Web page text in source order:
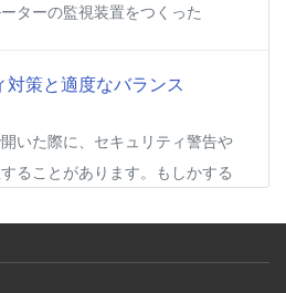
ターの監視装置をつくった
対策と適度なバランス
いた際に、セキュリティ警告や
ることがあります。もしかする
簡単にご紹介します。